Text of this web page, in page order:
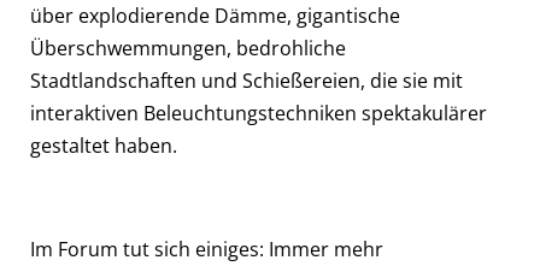
über explodierende Dämme, gigantische
Überschwemmungen, bedrohliche
Stadtlandschaften und Schießereien, die sie mit
interaktiven Beleuchtungstechniken spektakulärer
gestaltet haben.
Im Forum tut sich einiges: Immer mehr